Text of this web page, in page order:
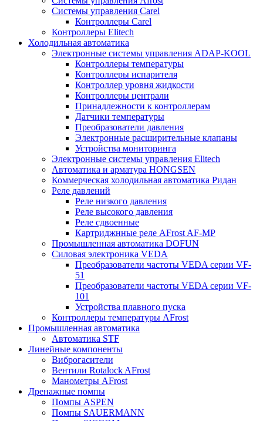
Системы управления Carel
Контроллеры Carel
Контроллеры Elitech
Холодильная автоматика
Электронные системы управления ADAP-KOOL
Контроллеры температуры
Контроллеры испарителя
Контроллер уровня жидкости
Контроллеры централи
Принадлежности к контроллерам
Датчики температуры
Преобразователи давления
Электронные расширительные клапаны
Устройства мониторинга
Электронные системы управления Elitech
Автоматика и арматура HONGSEN
Коммерческая холодильная автоматика Ридан
Реле давлений
Реле низкого давления
Реле высокого давления
Реле сдвоенные
Картриджнные реле AFrost AF-MP
Промышленная автоматика DOFUN
Силовая электроника VEDA
Преобразователи частоты VEDA серии VF-
51
Преобразователи частоты VEDA серии VF-
101
Устройства плавного пуска
Контроллеры температуры AFrost
Промышленная автоматика
Автоматика STF
Линейные компоненты
Виброгасители
Вентили Rotalock AFrost
Манометры AFrost
Дренажные помпы
Помпы ASPEN
Помпы SAUERMANN